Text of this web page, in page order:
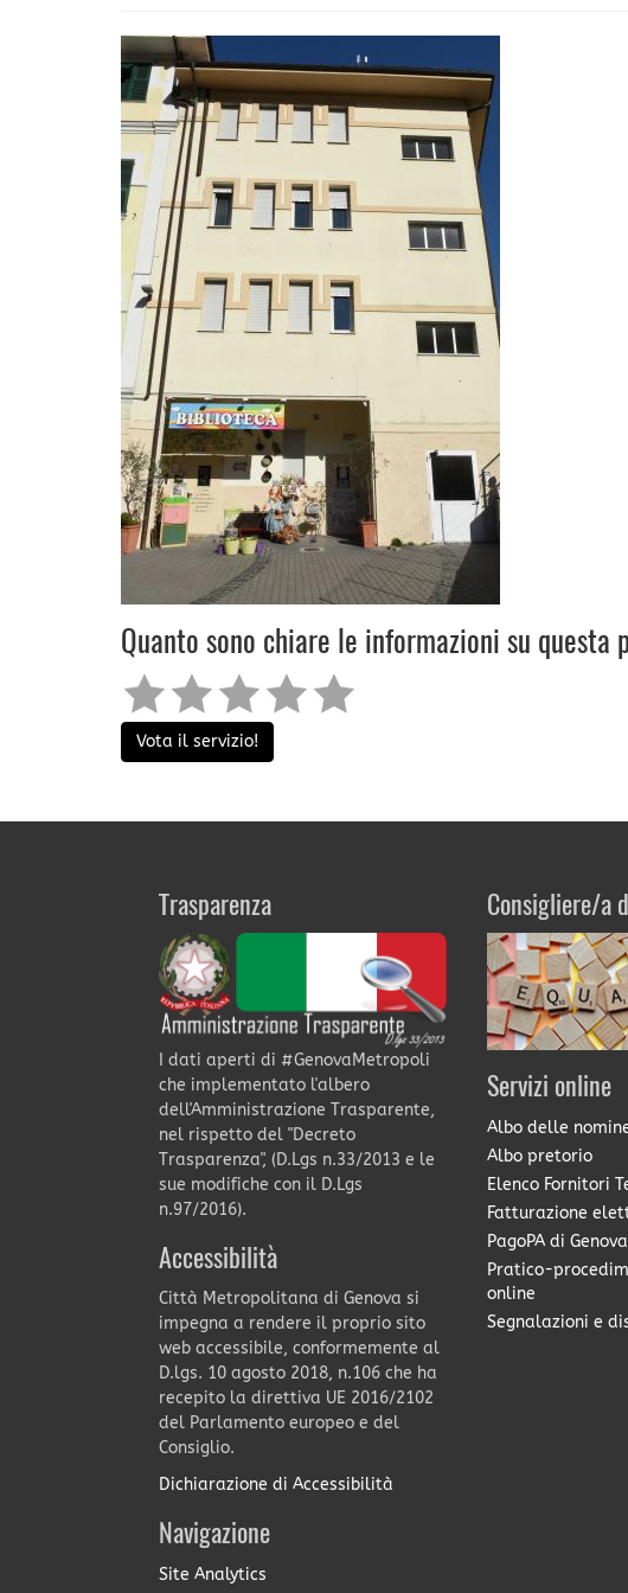
Quanto sono chiare le informazioni su questa
Vota il servizio!
Trasparenza
I dati aperti di #GenovaMetropoli
che implementato l'albero
dell'Amministrazione Trasparente,
nel rispetto del "Decreto
Trasparenza", (D.Lgs n.33/2013 e le
sue modifiche con il D.Lgs
n.97/2016).
Accessibilità
Città Metropolitana di Genova si
impegna a rendere il proprio sito
web accessibile, conformemente al
D.lgs. 10 agosto 2018, n.106 che ha
recepito la direttiva UE 2016/2102
del Parlamento europeo e del
Consiglio.
Dichiarazione di Accessibilità
Navigazione
Site Analytics
Consigliere/a
Servizi online
Albo delle
Albo pretorio
Elenco Fornitori
Fatturazione
PagoPA di
Pratico-
online
Segnalazioni e